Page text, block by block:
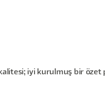
iyi kurulmuş bir özet